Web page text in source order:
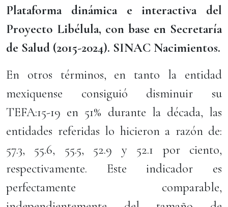
Plataforma dinámica e interactiva del
Proyecto Libélula, con base en Secretaría
de Salud (2015-2024). SINAC Nacimientos.
En otros términos, en tanto la entidad
mexiquense consiguió disminuir su
TEFA:15-19 en 51% durante la década, las
entidades referidas lo hicieron a razón de:
57.3, 55.6, 55.5, 52.9 y 52.1 por ciento,
respectivamente. Este indicador es
perfectamente comparable,